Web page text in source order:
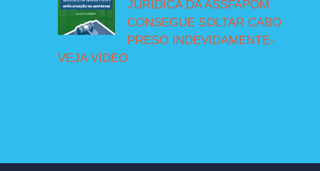
JURÍDICA DA ASSFAPOM
CONSEGUE SOLTAR CABO
PRESO INDEVIDAMENTE-
VEJA VÍDEO